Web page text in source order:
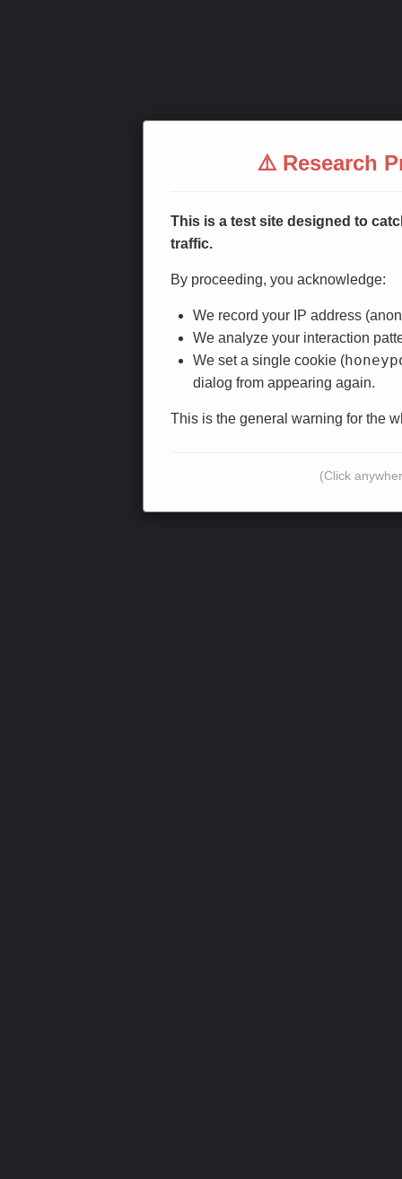
⚠️ Research
This is a test site designed to
traffic.
By proceeding, you acknowledge:
We record your IP address
We analyze your interaction
We set a single cookie (
dialog from appearing again.
This is the general warning for the
(Click